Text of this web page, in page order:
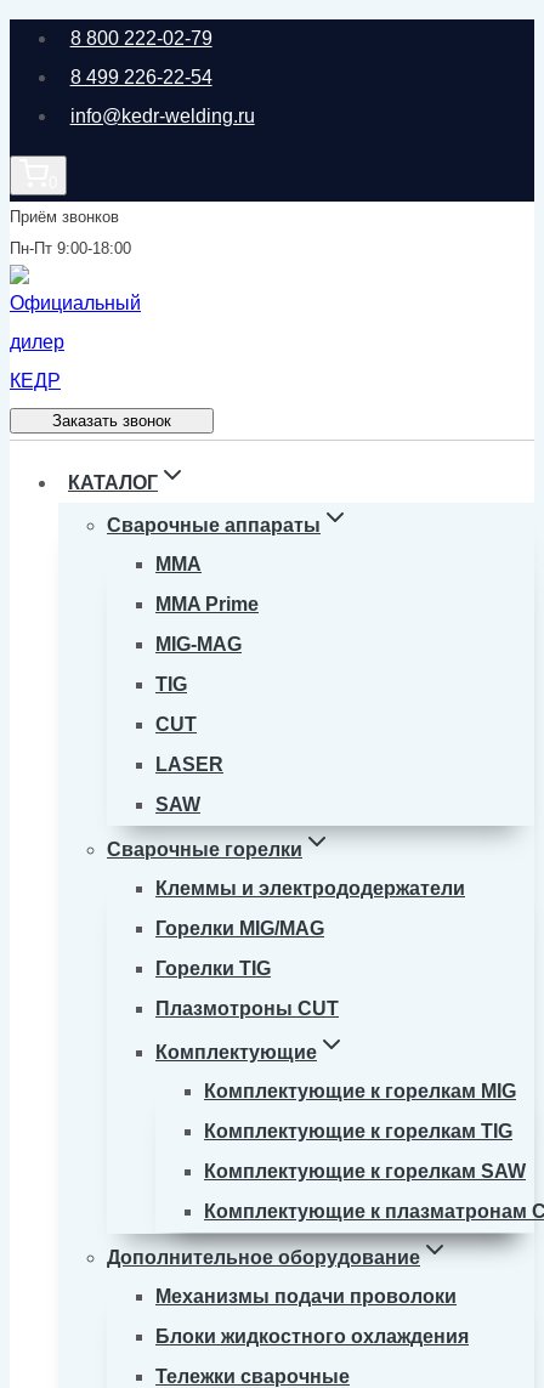
Перейти
содержимому
8 800 222-02-79
8 499 226-22-54
info@kedr-welding.ru
Приём звонков
Пн-Пт 9:00-18:00
Заказать звонок
КАТАЛОГ
Сварочные аппараты
MMA
MMA Prime
MIG-MAG
TIG
CUT
LASER
SAW
Сварочные горелки
Клеммы и электрододержатели
Горелки MIG/MAG
Горелки TIG
Плазмотроны CUT
Комплектующие
Комплектующие к горелкам MIG
Комплектующие к горелкам TIG
Комплектующие к горелкам SAW
Комплектующие к плазматронам
Дополнительное оборудование
Механизмы подачи проволоки
Блоки жидкостного охлаждения
Тележки сварочные